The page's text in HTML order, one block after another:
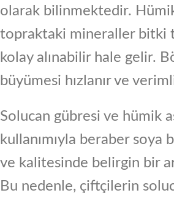
olarak bilinmektedir.
topraktaki mineraller bitki
kolay alınabilir hale gelir.
büyümesi hızlanır ve
Solucan gübresi ve hümik
kullanımıyla beraber soya
ve kalitesinde belirgin bir
Bu nedenle, çiftçilerin